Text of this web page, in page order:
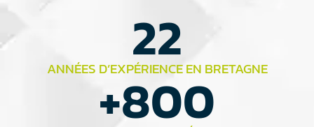
ANNÉES D’EXPÉRIENCE EN BRETAGNE
22
+800